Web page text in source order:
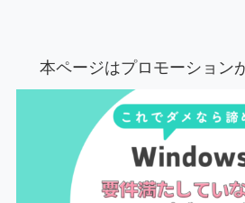
本ページはプロモーション